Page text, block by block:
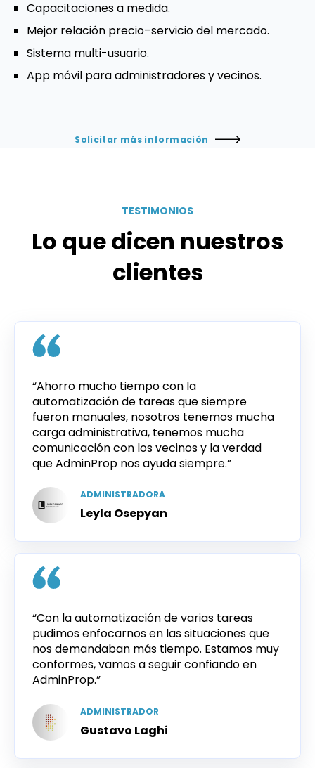
Capacitaciones a medida.
Mejor relación precio–servicio del mercado.
Sistema multi-usuario.
App móvil para administradores y vecinos.
Solicitar más información
TESTIMONIOS
Lo que dicen nuestros
clientes
“Ahorro mucho tiempo con la
automatización de tareas que siempre
fueron manuales, nosotros tenemos mucha
carga administrativa, tenemos mucha
comunicación con los vecinos y la verdad
que AdminProp nos ayuda siempre.”
ADMINISTRADORA
Leyla Osepyan
“Con la automatización de varias tareas
pudimos enfocarnos en las situaciones que
nos demandaban más tiempo. Estamos muy
conformes, vamos a seguir confiando en
AdminProp.”
ADMINISTRADOR
Gustavo Laghi